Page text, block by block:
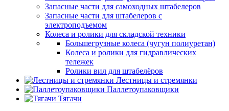
Запасные части для самоходных штабелеров
Запасные части для штабелеров с
электроподъемом
Колеса и ролики для складской техники
Большегрузные колеса (чугун полиуретан)
Колеса и ролики для гидравлических
тележек
Ролики вил для штабелёров
Лестницы и стремянки
Паллетоупаковщики
Тягачи